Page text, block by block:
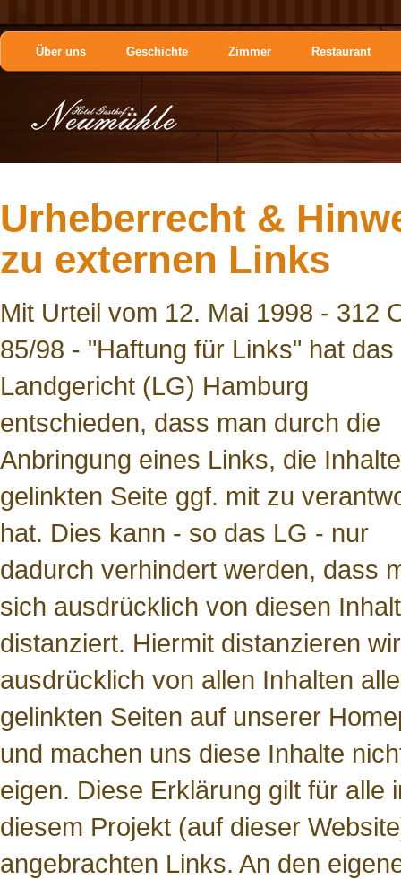
Über uns Geschichte Zimmer Restaurant
Urheberrecht &
zu externen Links
Mit Urteil vom 12. Mai 1998 - 312
85/98 - "Haftung für Links" hat das
Landgericht (LG) Hamburg
entschieden, dass man durch die
Anbringung eines Links, die
gelinkten Seite ggf. mit zu
hat. Dies kann - so das LG - nur
dadurch verhindert werden, dass
sich ausdrücklich von diesen
distanziert. Hiermit distanzieren
ausdrücklich von allen Inhalten
gelinkten Seiten auf unserer
und machen uns diese Inhalte
eigen. Diese Erklärung gilt für alle
diesem Projekt (auf dieser
angebrachten Links. An den